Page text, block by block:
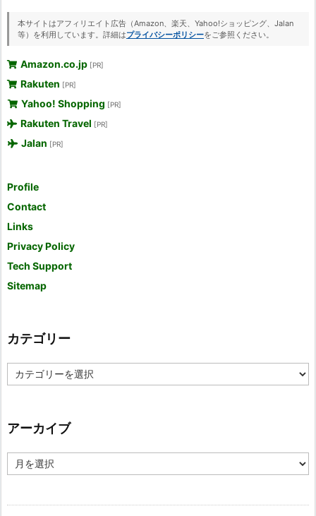
本サイトはアフィリエイト広告（Amazon、楽天、Yahoo!ショッピング、Jalan
等）を利用しています。詳細はプライバシーポリシーをご参照ください。
Amazon.co.jp [PR]
Rakuten [PR]
Yahoo! Shopping [PR]
Rakuten Travel [PR]
Jalan [PR]
Profile
Contact
Links
Privacy Policy
Tech Support
Sitemap
カテゴリー
テ
ー
アーカイブ
ー